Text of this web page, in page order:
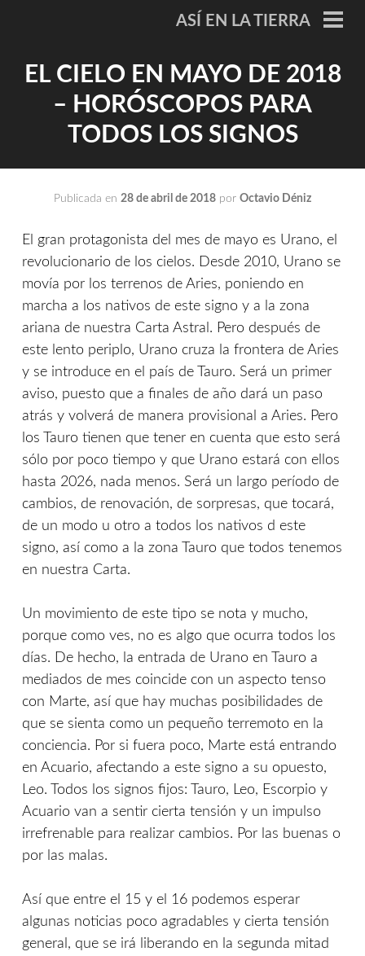
ASÍ EN LA TIERRA
EL CIELO EN MAYO DE 2018
– HORÓSCOPOS PARA
TODOS LOS SIGNOS
Publicada en 28 de abril de 2018 por Octavio Déniz
El gran protagonista del mes de mayo es Urano, el
revolucionario de los cielos. Desde 2010, Urano se
movía por los terrenos de Aries, poniendo en
marcha a los nativos de este signo y a la zona
ariana de nuestra Carta Astral. Pero después de
este lento periplo, Urano cruza la frontera de Aries
y se introduce en el país de Tauro. Será un primer
aviso, puesto que a finales de año dará un paso
atrás y volverá de manera provisional a Aries. Pero
los Tauro tienen que tener en cuenta que esto será
sólo por poco tiempo y que Urano estará con ellos
hasta 2026, nada menos. Será un largo período de
cambios, de renovación, de sorpresas, que tocará,
de un modo u otro a todos los nativos d este
signo, así como a la zona Tauro que todos tenemos
en nuestra Carta.
Un movimiento de este tipo se nota y mucho,
porque como ves, no es algo que ocurra todos los
días. De hecho, la entrada de Urano en Tauro a
mediados de mes coincide con un aspecto tenso
con Marte, así que hay muchas posibilidades de
que se sienta como un pequeño terremoto en la
conciencia. Por si fuera poco, Marte está entrando
en Acuario, afectando a este signo a su opuesto,
Leo. Todos los signos fijos: Tauro, Leo, Escorpio y
Acuario van a sentir cierta tensión y un impulso
irrefrenable para realizar cambios. Por las buenas o
por las malas.
Así que entre el 15 y el 16 podemos esperar
algunas noticias poco agradables y cierta tensión
general, que se irá liberando en la segunda mitad